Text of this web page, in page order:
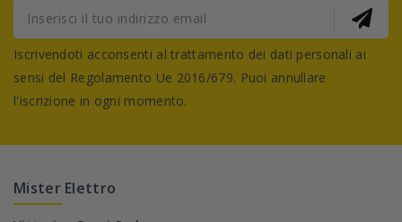
Iscrivendoti acconsenti al trattamento dei dati personali ai
sensi del Regolamento Ue 2016/679. Puoi annullare
l'iscrizione in ogni momento.
Mister Elettro